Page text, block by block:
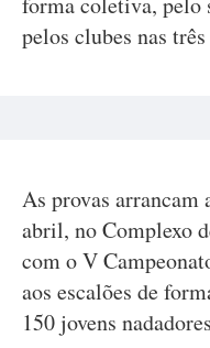
pelos clubes nas três
As provas arrancam
abril, no Complexo
com o V
aos escalões de
150 jovens